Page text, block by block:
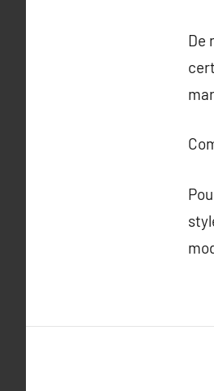
De